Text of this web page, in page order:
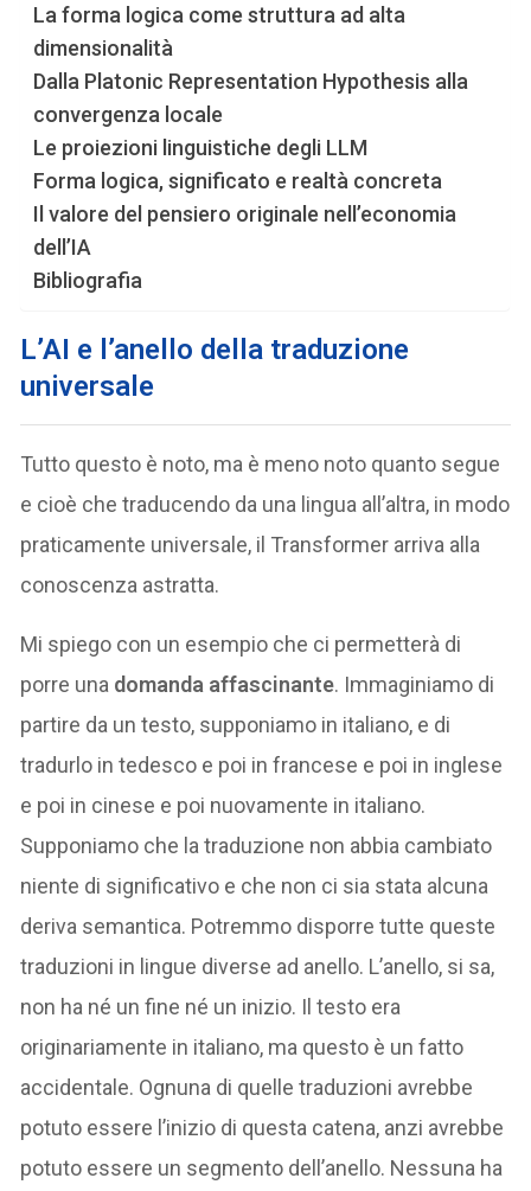
La forma logica come struttura ad alta
dimensionalità
Dalla Platonic Representation Hypothesis alla
convergenza locale
Le proiezioni linguistiche degli LLM
Forma logica, significato e realtà concreta
Il valore del pensiero originale nell’economia
dell’IA
Bibliografia
L’AI e l’anello della traduzione
universale
Tutto questo è noto, ma è meno noto quanto segue
e cioè che traducendo da una lingua all’altra, in modo
praticamente universale, il Transformer arriva alla
conoscenza astratta.
Mi spiego con un esempio che ci permetterà di
porre una domanda affascinante. Immaginiamo di
partire da un testo, supponiamo in italiano, e di
tradurlo in tedesco e poi in francese e poi in inglese
e poi in cinese e poi nuovamente in italiano.
Supponiamo che la traduzione non abbia cambiato
niente di significativo e che non ci sia stata alcuna
deriva semantica. Potremmo disporre tutte queste
traduzioni in lingue diverse ad anello. L’anello, si sa,
non ha né un fine né un inizio. Il testo era
originariamente in italiano, ma questo è un fatto
accidentale. Ognuna di quelle traduzioni avrebbe
potuto essere l’inizio di questa catena, anzi avrebbe
potuto essere un segmento dell’anello. Nessuna ha